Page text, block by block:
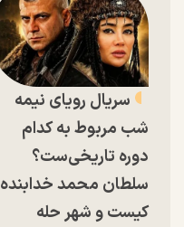
سریال رویای نیمه
شب مربوط به کدام
دوره تاریخی‌ست؟
سلطان محمد خدابنده
کیست و شهر حله